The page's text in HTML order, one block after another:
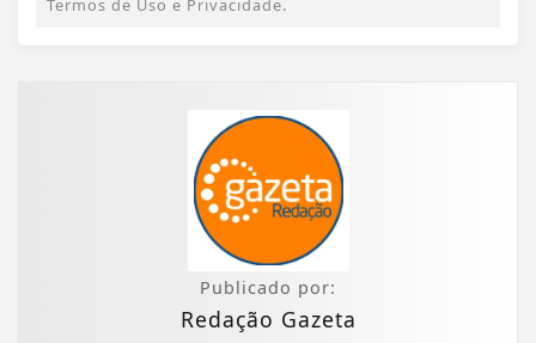
Termos de Uso e Privacidade.
Publicado por:
Redação Gazeta